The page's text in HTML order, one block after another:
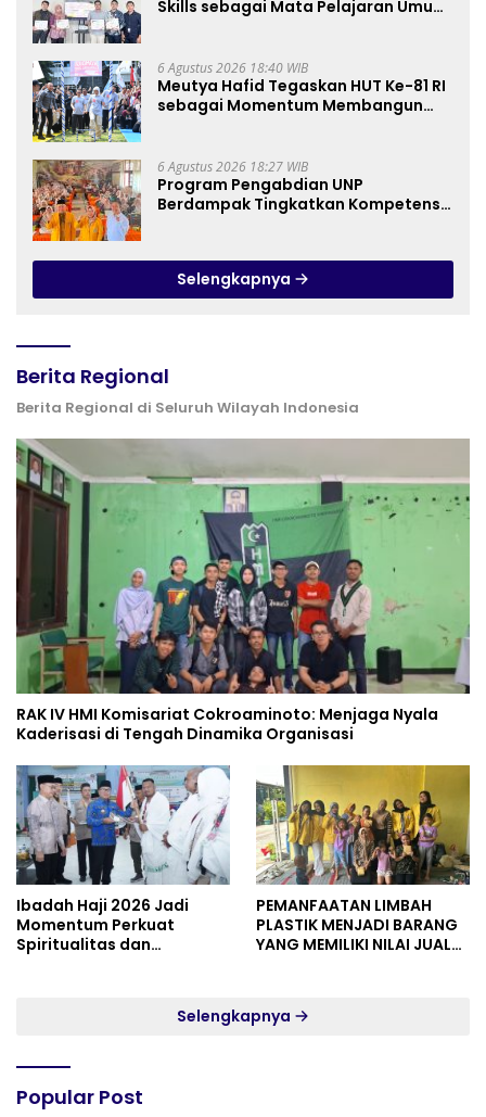
Skills sebagai Mata Pelajaran Umum
6 Agustus 2026 18:40 WIB
Meutya Hafid Tegaskan HUT Ke-81 RI
sebagai Momentum Membangun
6 Agustus 2026 18:27 WIB
Program Pengabdian UNP
Berdampak Tingkatkan Kompetensi
Selengkapnya
Berita Regional
Berita Regional di Seluruh Wilayah Indonesia
RAK IV HMI Komisariat Cokroaminoto: Menjaga Nyala
Kaderisasi di Tengah Dinamika Organisasi
Ibadah Haji 2026 Jadi
Momentum Perkuat
Spiritualitas dan
PEMANFAATAN LIMBAH
PLASTIK MENJADI BARANG
YANG MEMILIKI NILAI JUAL
Selengkapnya
Popular Post